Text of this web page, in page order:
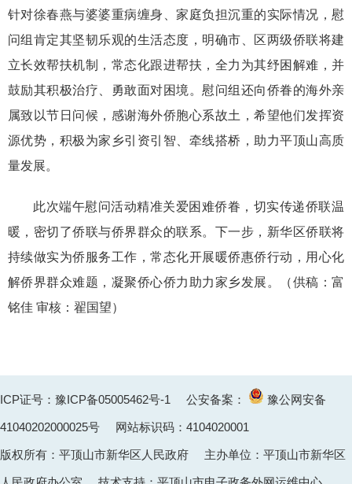
针对徐春燕与婆婆重病缠身、家庭负担沉重的实际情况，慰
问组肯定其坚韧乐观的生活态度，明确市、区两级侨联将建
立长效帮扶机制，常态化跟进帮扶，全力为其纾困解难，并
鼓励其积极治疗、勇敢面对困境。慰问组还向侨眷的海外亲
属致以节日问候，感谢海外侨胞心系故土，希望他们发挥资
源优势，积极为家乡引资引智、牵线搭桥，助力平顶山高质
量发展。
此次端午慰问活动精准关爱困难侨眷，切实传递侨联温
暖，密切了侨联与侨界群众的联系。下一步，新华区侨联将
持续做实为侨服务工作，常态化开展暖侨惠侨行动，用心化
解侨界群众难题，凝聚侨心侨力助力家乡发展。
（供稿：富
铭佳 审核：翟国望）
ICP证号：豫ICP备05005462号-1 公安备案： 豫公网安备
41040202000025号 网站标识码：4104020001
版权所有：平顶山市新华区人民政府 主办单位：平顶山市新华区